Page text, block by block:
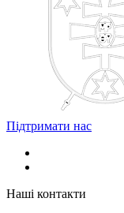
Підтримати нас
Наші контакти